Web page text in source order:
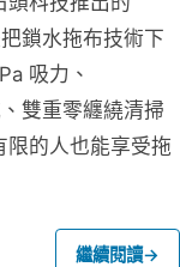
鎖水拖布技術下
吸力、
雙重零纏繞清掃
限的人也能享受拖
繼續閱讀→